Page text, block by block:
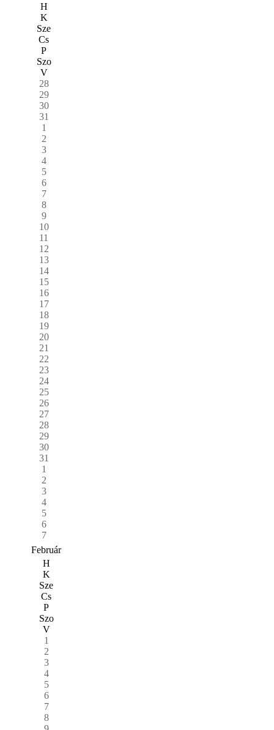
H
K
Sze
Cs
P
Szo
V
28
29
30
31
1
2
3
4
5
6
7
8
9
10
11
12
13
14
15
16
17
18
19
20
21
22
23
24
25
26
27
28
29
30
31
1
2
3
4
5
6
7
Február
H
K
Sze
Cs
P
Szo
V
1
2
3
4
5
6
7
8